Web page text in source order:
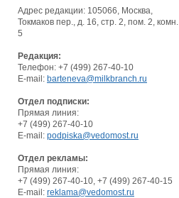
Адрес редакции: 105066, Москва,
Токмаков пер., д. 16, стр. 2, пом. 2, комн.
5
Редакция:
Телефон: +7 (499) 267-40-10
E-mail: barteneva@milkbranch.ru
Отдел подписки:
Прямая линия:
+7 (499) 267-40-10
E-mail: podpiska@vedomost.ru
Отдел рекламы:
Прямая линия:
+7 (499) 267-40-10, +7 (499) 267-40-15
E-mail: reklama@vedomost.ru